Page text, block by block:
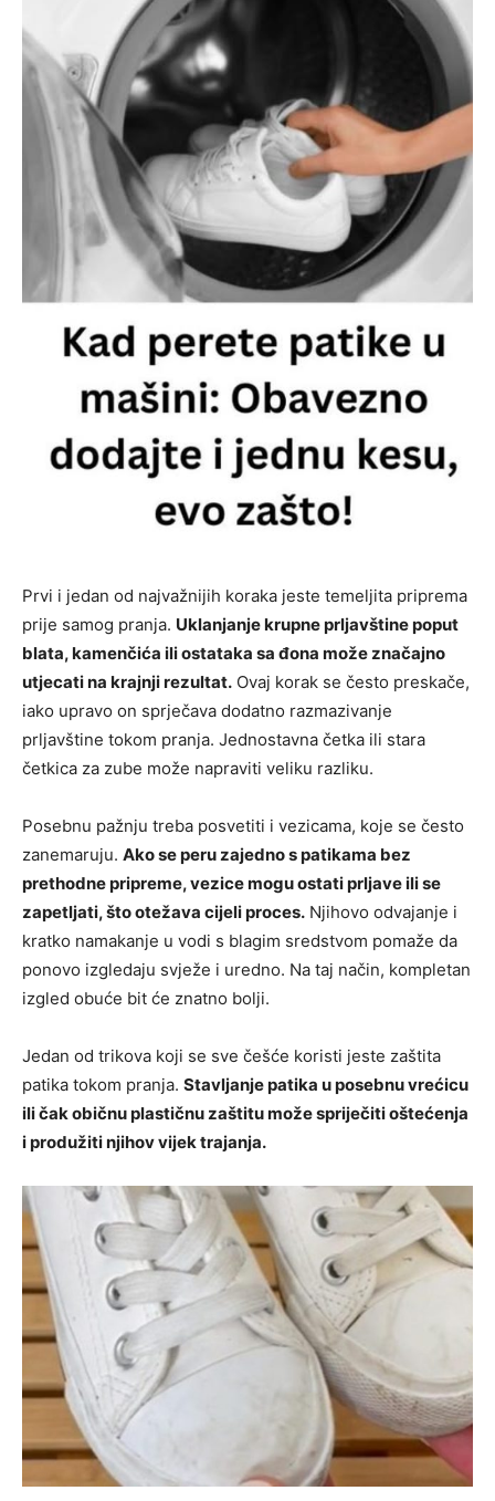
Prvi i jedan od najvažnijih koraka jeste temeljita priprema
prije samog pranja. Uklanjanje krupne prljavštine poput
blata, kamenčića ili ostataka sa đona može značajno
utjecati na krajnji rezultat. Ovaj korak se često preskače,
iako upravo on sprječava dodatno razmazivanje
prljavštine tokom pranja. Jednostavna četka ili stara
četkica za zube može napraviti veliku razliku.
Posebnu pažnju treba posvetiti i vezicama, koje se često
zanemaruju. Ako se peru zajedno s patikama bez
prethodne pripreme, vezice mogu ostati prljave ili se
zapetljati, što otežava cijeli proces. Njihovo odvajanje i
kratko namakanje u vodi s blagim sredstvom pomaže da
ponovo izgledaju svježe i uredno. Na taj način, kompletan
izgled obuće bit će znatno bolji.
Jedan od trikova koji se sve češće koristi jeste zaštita
patika tokom pranja. Stavljanje patika u posebnu vrećicu
ili čak običnu plastičnu zaštitu može spriječiti oštećenja
i produžiti njihov vijek trajanja.